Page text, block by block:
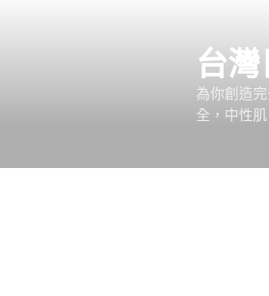
台
為你創造
全，中性